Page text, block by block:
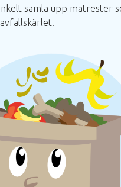
samla upp matrester